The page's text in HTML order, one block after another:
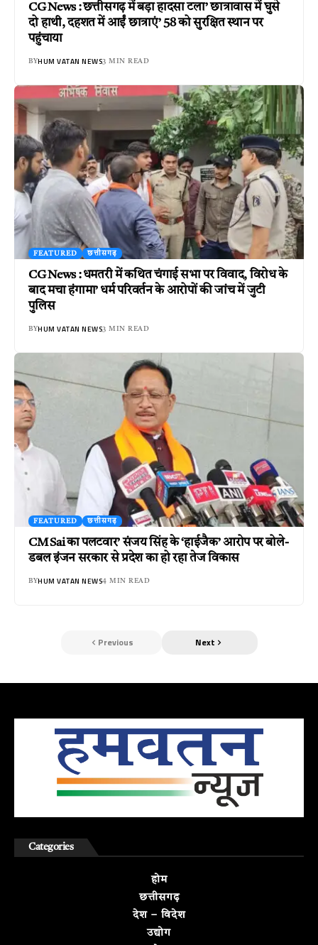
CG News : छत्तीसगढ़ में बड़ा हादसा टला’ छात्रावास में घुसे
दो हाथी, दहशत में आईं छात्राएं’ 58 को सुरक्षित स्थान पर
पहुंचाया
BYHUM VATAN NEWS3 MIN READ
FEATURED छत्तीसगढ़
CG News : धमतरी में कथित चंगाई सभा पर विवाद, विरोध के
बाद मचा हंगामा’ धर्म परिवर्तन के आरोपों की जांच में जुटी
पुलिस
BYHUM VATAN NEWS3 MIN READ
FEATURED छत्तीसगढ़
CM Sai का पलटवार’ संजय सिंह के ‘हाईजैक’ आरोप पर बोले-
डबल इंजन सरकार से प्रदेश का हो रहा तेज विकास
BYHUM VATAN NEWS4 MIN READ
Previous Next
Categories
होम
छत्तीसगढ़
देश – विदेश
उद्योग